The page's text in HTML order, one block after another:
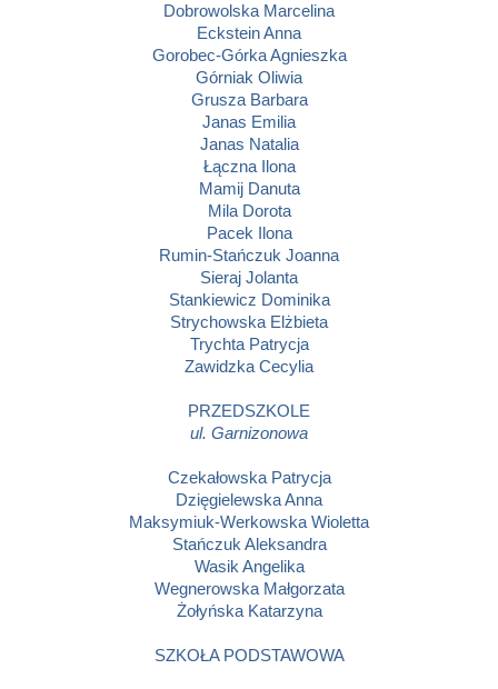
Dobrowolska Marcelina
Eckstein Anna
Gorobec-Górka Agnieszka
Górniak Oliwia
Grusza Barbara
Janas Emilia
Janas Natalia
Łączna Ilona
Mamij Danuta
Mila Dorota
Pacek Ilona
Rumin-Stańczuk Joanna
Sieraj Jolanta
Stankiewicz Dominika
Strychowska Elżbieta
Trychta Patrycja
Zawidzka Cecylia
PRZEDSZKOLE
ul. Garnizonowa
Czekałowska Patrycja
Dzięgielewska Anna
Maksymiuk-Werkowska Wioletta
Stańczuk Aleksandra
Wasik Angelika
Wegnerowska Małgorzata
Żołyńska Katarzyna
SZKOŁA PODSTAWOWA